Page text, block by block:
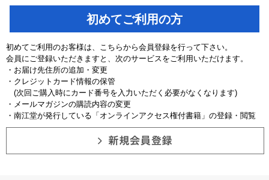
初めてご利用の方
初めてご利用のお客様は、こちらから会員登録を行って下さい。
会員にご登録いただきますと、次のサービスをご利用いただけます。
・お届け先住所の追加・変更
・クレジットカード情報の保管
(次回ご購入時にカード番号を入力いただく必要がなくなります)
・メールマガジンの購読内容の変更
・南江堂が発行している「オンラインアクセス権付書籍」の登録・閲覧